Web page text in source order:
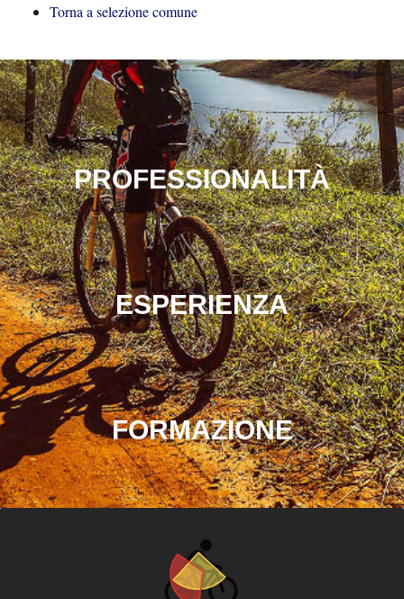
Torna a selezione comune
PROFESSIONALITÀ
ESPERIENZA
FORMAZIONE